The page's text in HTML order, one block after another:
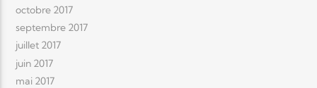
octobre 2017
septembre 2017
juillet 2017
juin 2017
mai 2017